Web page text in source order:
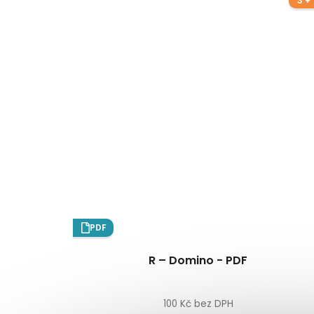
PDF
R – Domino - PDF
100 Kč bez DPH